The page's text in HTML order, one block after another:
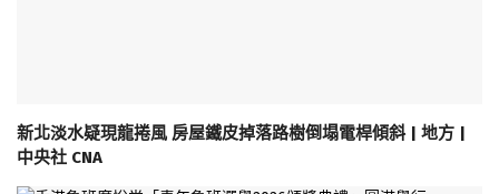
新北淡水疑現龍捲風 房屋鐵皮掉落路樹倒塌電桿傾斜 | 地方 |
中央社 CNA